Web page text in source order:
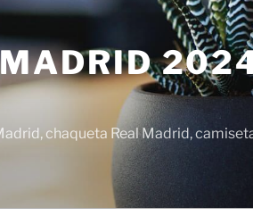
chaqueta Real Madrid,